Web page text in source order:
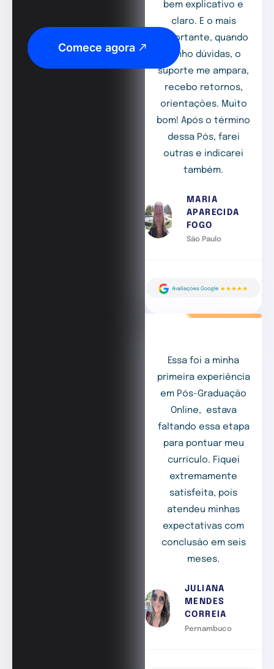
Comece agora
bem explicativo e
claro. E o mais
importante, quando
tenho dúvidas, o
suporte me ampara,
recebo retornos,
orientações. Muito
bom! Após o término
dessa Pós, farei
outras e indicarei
também.
MARIA
APARECIDA
FOGO
São Paulo
Essa foi a minha
primeira experiência
em Pós-Graduação
Online, estava
faltando essa etapa
para pontuar meu
currículo. Fiquei
extremamente
satisfeita, pois
atendeu minhas
expectativas com
conclusão em seis
meses.
JULIANA
MENDES
CORREIA
Pernambuco